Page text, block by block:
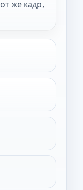
же кадр,